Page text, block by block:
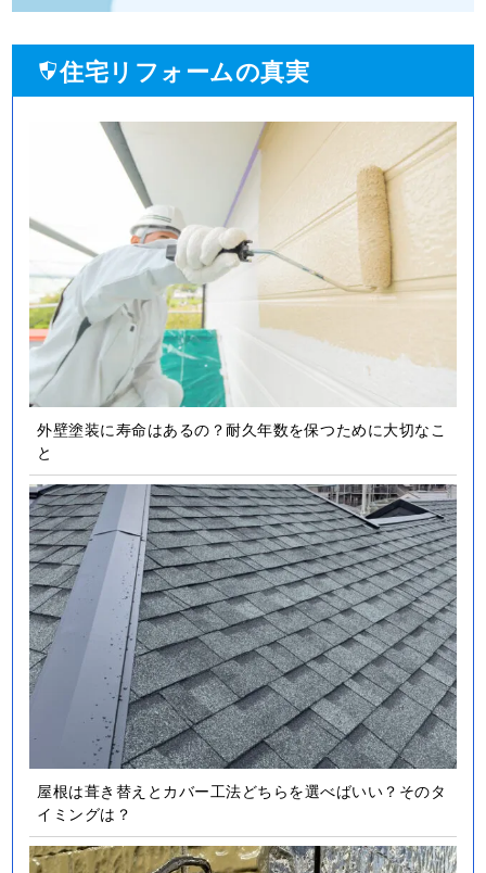
住宅リフォームの真実
外壁塗装に寿命はあるの？耐久年数を保つために大切なこ
と
屋根は葺き替えとカバー工法どちらを選べばいい？そのタ
イミングは？